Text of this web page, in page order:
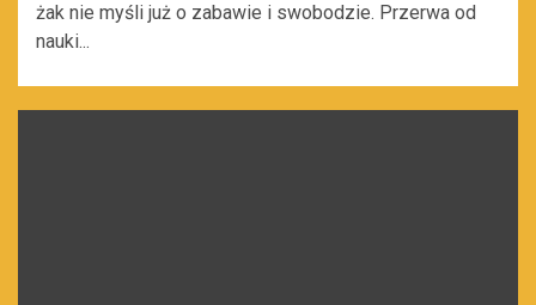
żak nie myśli już o zabawie i swobodzie. Przerwa od
nauki...